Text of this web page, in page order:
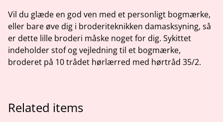
Vil du glæde en god ven med et personligt bogmærke,
eller bare øve dig i broderiteknikken damasksyning, så
er dette lille broderi måske noget for dig. Sykittet
indeholder stof og vejledning til et bogmærke,
broderet på 10 trådet hørlærred med hørtråd 35/2.
Related items